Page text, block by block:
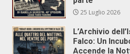
25 Luglio 2026
L’Archivio
Falco: Un
Accende la